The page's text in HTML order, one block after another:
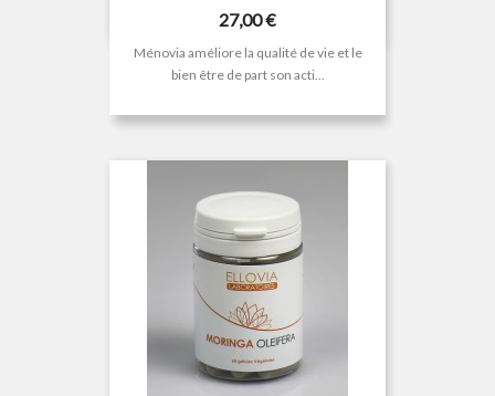
Prix
27,00 €
Ménovia améliore la qualité de vie et le
bien être de part son acti...